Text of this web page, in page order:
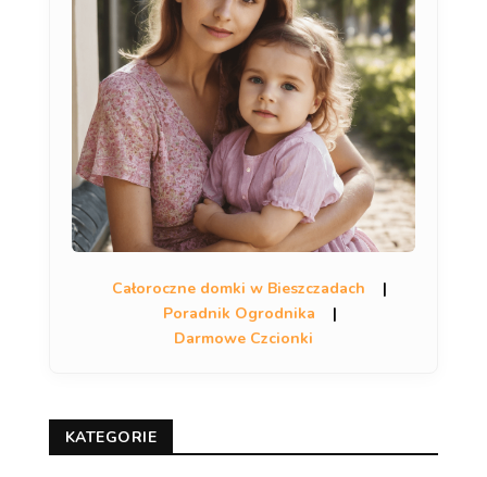
Całoroczne domki w Bieszczadach
|
Poradnik Ogrodnika
|
Darmowe Czcionki
KATEGORIE